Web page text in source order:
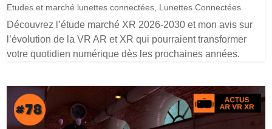
Etudes et marché lunettes connectées Lunettes Connectées
Découvrez l’étude marché XR 2026-2030 et mon avis sur
l’évolution de la VR AR et XR qui pourraient transformer
votre quotidien numérique dès les prochaines années.